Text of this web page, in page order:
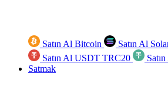
Satın Al Bitcoin Satın Al
Satın Al USDT TRC20
Satmak